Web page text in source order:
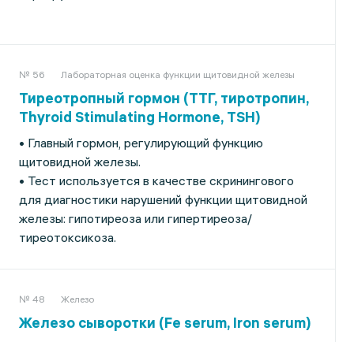
№ 56 Лабораторная оценка функции щитовидной железы
Тиреотропный гормон (ТТГ, тиротропин,
Thyroid Stimulating Hormone, TSH)
• Главный гормон, регулирующий функцию
щитовидной железы.
• Тест используется в качестве скринингового
для диагностики нарушений функции щитовидной
железы: гипотиреоза или гипертиреоза/
тиреотоксикоза.
№ 48 Железо
Железо сыворотки (Fe serum, Iron serum)